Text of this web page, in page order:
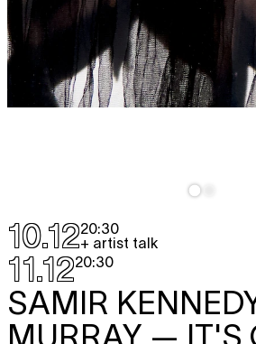
10.1220:30
+ artist talk
11.1220:30
SAMIR
MURRAY — IT'S